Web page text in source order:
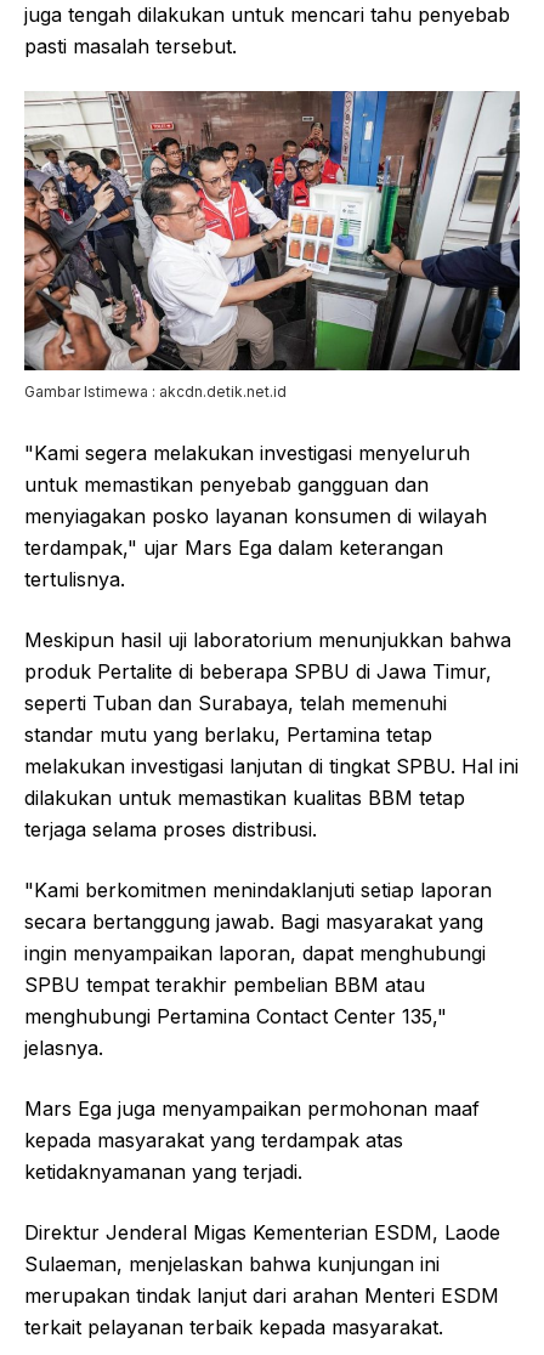
juga tengah dilakukan untuk mencari tahu penyebab
pasti masalah tersebut.
Gambar Istimewa : akcdn.detik.net.id
"Kami segera melakukan investigasi menyeluruh
untuk memastikan penyebab gangguan dan
menyiagakan posko layanan konsumen di wilayah
terdampak," ujar Mars Ega dalam keterangan
tertulisnya.
Meskipun hasil uji laboratorium menunjukkan bahwa
produk Pertalite di beberapa SPBU di Jawa Timur,
seperti Tuban dan Surabaya, telah memenuhi
standar mutu yang berlaku, Pertamina tetap
melakukan investigasi lanjutan di tingkat SPBU. Hal ini
dilakukan untuk memastikan kualitas BBM tetap
terjaga selama proses distribusi.
"Kami berkomitmen menindaklanjuti setiap laporan
secara bertanggung jawab. Bagi masyarakat yang
ingin menyampaikan laporan, dapat menghubungi
SPBU tempat terakhir pembelian BBM atau
menghubungi Pertamina Contact Center 135,"
jelasnya.
Mars Ega juga menyampaikan permohonan maaf
kepada masyarakat yang terdampak atas
ketidaknyamanan yang terjadi.
Direktur Jenderal Migas Kementerian ESDM, Laode
Sulaeman, menjelaskan bahwa kunjungan ini
merupakan tindak lanjut dari arahan Menteri ESDM
terkait pelayanan terbaik kepada masyarakat.